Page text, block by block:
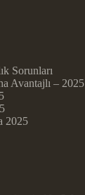
Sorunları
Avantajlı – 2025
2025